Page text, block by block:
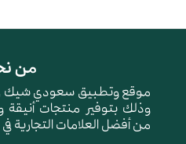
من
موقع وتطبيق سعودي شيك ,
وذلك بتوفير منتجات
من أفضل العلامات التجارية